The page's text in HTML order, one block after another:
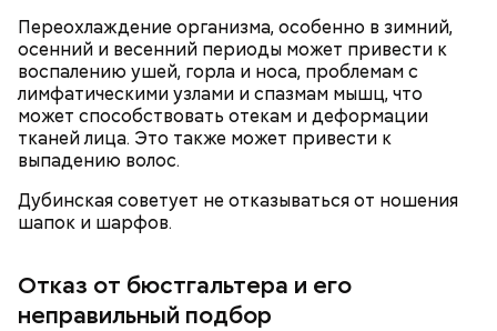
Переохлаждение организма, особенно в зимний,
осенний и весенний периоды может привести к
воспалению ушей, горла и носа, проблемам с
лимфатическими узлами и спазмам мышц, что
может способствовать отекам и деформации
тканей лица. Это также может привести к
выпадению волос.
Дубинская советует не отказываться от ношения
шапок и шарфов.
Отказ от бюстгальтера и его
неправильный подбор
с сахарным диабетом;
лишним весом.